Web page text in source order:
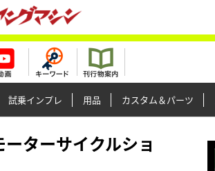
試乗インプレ 用品 カスタム＆パーツ
ターサイクルショ